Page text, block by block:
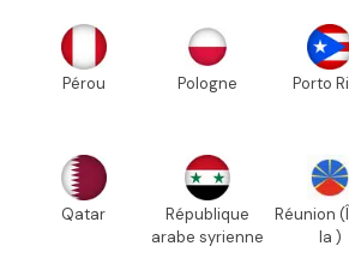
Pérou Pologne Porto
Qatar
République
arabe syrienne
Réunion
la )